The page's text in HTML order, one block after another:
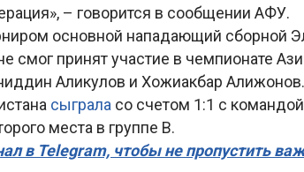
– говорится в сообщении АФУ.
основной нападающий сборной
смог принят участие в чемпионате
Аликулов и Хожиакбар Алижонов.
сыграла со счетом 1:1 с
места в группе B.
в Telegram, чтобы не пропустить